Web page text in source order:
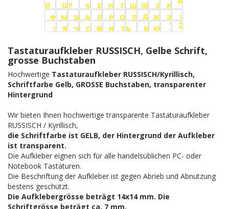
Tastaturaufkleber RUSSISCH, Gelbe Schrift,
grosse Buchstaben
Hochwertige Tastaturaufkleber RUSSISCH/Kyrillisch,
Schriftfarbe Gelb, GROSSE Buchstaben, transparenter
Hintergrund
Wir bieten Ihnen hochwertige transparente Tastaturaufkleber
RUSSISCH / Kyrillisch,
die Schriftfarbe ist GELB, der Hintergrund der Aufkleber
ist transparent.
Die Aufkleber eignen sich für alle handelsüblichen PC- oder
Notebook Tastaturen.
Die Beschriftung der Aufkleber ist gegen Abrieb und Abnutzung
bestens geschützt.
Die Aufklebergrösse beträgt 14x14 mm. Die
Schriftgrösse beträgt ca. 7 mm.